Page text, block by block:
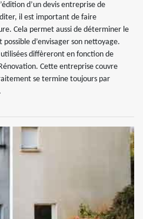
d’un devis entreprise de
il est important de faire
Cela permet aussi de déterminer le
d’envisager son nettoyage.
diffèreront en fonction de
Cette entreprise couvre
se termine toujours par